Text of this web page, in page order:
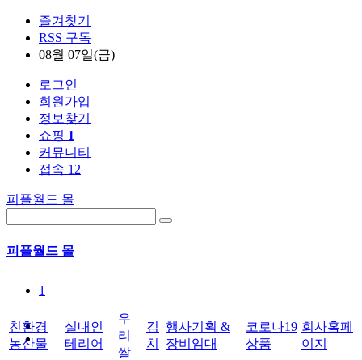
즐겨찾기
RSS 구독
08월 07일(금)
로그인
회원가입
정보찾기
쇼핑 1
커뮤니티
접속 12
피플월드 몰
피플월드 몰
1
친환경
농산물
실내인
테리어
우
리
쌀
김
치
행사기획 &
장비임대
코로나19
상품
회사홈페
이지